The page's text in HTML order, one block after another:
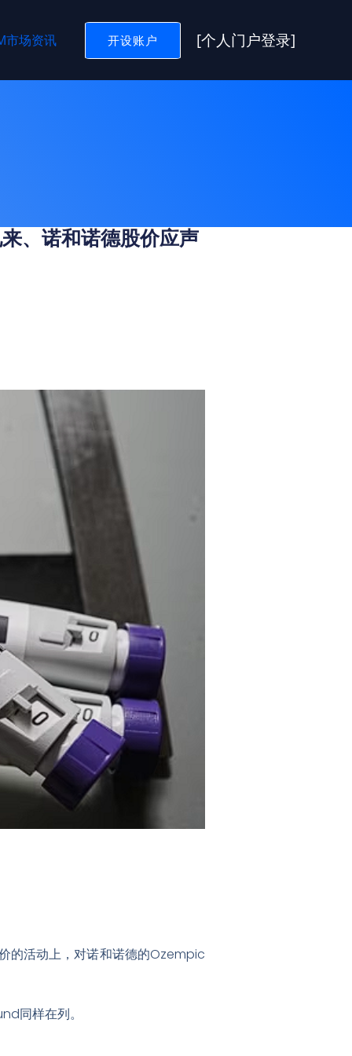
市场资讯 开设账户 [个人门户登录]
、诺和诺德股价应声
的活动上，对诺和诺德的Ozempic
同样在列。